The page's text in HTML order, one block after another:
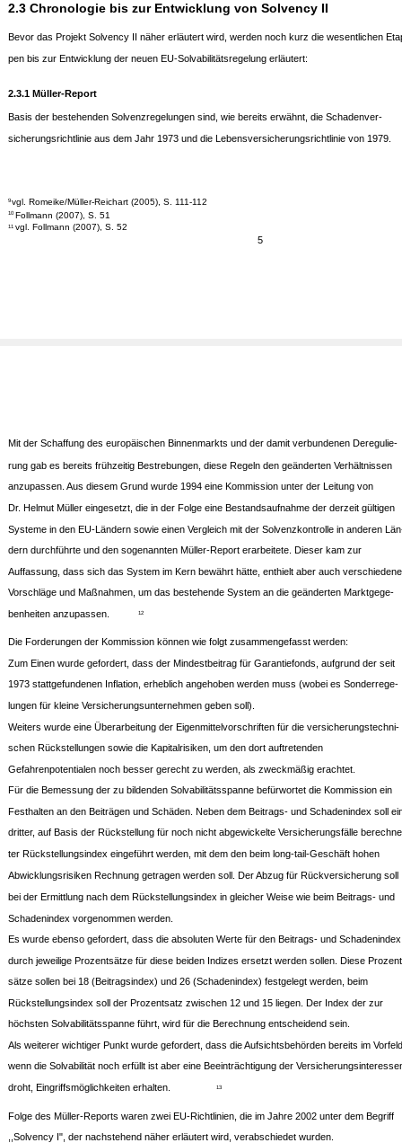
5
2.3 Chronologie bis zur Entwicklung von Solvency II
Bevor das Projekt Solvency II näher erläutert wird, werden noch kurz die wesentlichen
pen bis zur Entwicklung der neuen EU-Solvabilitätsregelung erläutert:
2.3.1 Müller-Report
Basis der bestehenden Solvenzregelungen sind, wie bereits erwähnt, die Schadenver-
sicherungsrichtlinie aus dem Jahr 1973 und die Lebensversicherungsrichtlinie von 1979.
9 vgl. Romeike/Müller-Reichart (2005), S. 111-112
10 Follmann (2007), S. 51
11 vgl. Follmann (2007), S. 52
Mit der Schaffung des europäischen Binnenmarkts und der damit verbundenen Deregulie-
rung gab es bereits frühzeitig Bestrebungen, diese Regeln den geänderten Verhältnissen
anzupassen. Aus diesem Grund wurde 1994 eine Kommission unter der Leitung von
Dr. Helmut Müller eingesetzt, die in der Folge eine Bestandsaufnahme der derzeit gültigen
Systeme in den EU-Ländern sowie einen Vergleich mit der Solvenzkontrolle in anderen
dern durchführte und den sogenannten Müller-Report erarbeitete. Dieser kam zur
Auffassung, dass sich das System im Kern bewährt hätte, enthielt aber auch verschiedene
Vorschläge und Maßnahmen, um das bestehende System an die geänderten Marktgege-
benheiten anzupassen. 12
Die Forderungen der Kommission können wie folgt zusammengefasst werden:
Zum Einen wurde gefordert, dass der Mindestbeitrag für Garantiefonds, aufgrund der seit
1973 stattgefundenen Inflation, erheblich angehoben werden muss (wobei es Sonderrege-
lungen für kleine Versicherungsunternehmen geben soll).
Weiters wurde eine Überarbeitung der Eigenmittelvorschriften für die versicherungstechni-
schen Rückstellungen sowie die Kapitalrisiken, um den dort auftretenden
Gefahrenpotentialen noch besser gerecht zu werden, als zweckmäßig erachtet.
Für die Bemessung der zu bildenden Solvabilitätsspanne befürwortet die Kommission ein
Festhalten an den Beiträgen und Schäden. Neben dem Beitrags- und Schadenindex soll
dritter, auf Basis der Rückstellung für noch nicht abgewickelte Versicherungsfälle
ter Rückstellungsindex eingeführt werden, mit dem den beim long-tail-Geschäft hohen
Abwicklungsrisiken Rechnung getragen werden soll. Der Abzug für Rückversicherung soll
bei der Ermittlung nach dem Rückstellungsindex in gleicher Weise wie beim Beitrags- und
Schadenindex vorgenommen werden.
Es wurde ebenso gefordert, dass die absoluten Werte für den Beitrags- und Schadenindex
durch jeweilige Prozentsätze für diese beiden Indizes ersetzt werden sollen. Diese
sätze sollen bei 18 (Beitragsindex) und 26 (Schadenindex) festgelegt werden, beim
Rückstellungsindex soll der Prozentsatz zwischen 12 und 15 liegen. Der Index der zur
höchsten Solvabilitätsspanne führt, wird für die Berechnung entscheidend sein.
Als weiterer wichtiger Punkt wurde gefordert, dass die Aufsichtsbehörden bereits im
wenn die Solvabilität noch erfüllt ist aber eine Beeinträchtigung der
droht, Eingriffsmöglichkeiten erhalten. 13
Folge des Müller-Reports waren zwei EU-Richtlinien, die im Jahre 2002 unter dem Begriff
,,Solvency I", der nachstehend näher erläutert wird, verabschiedet wurden.